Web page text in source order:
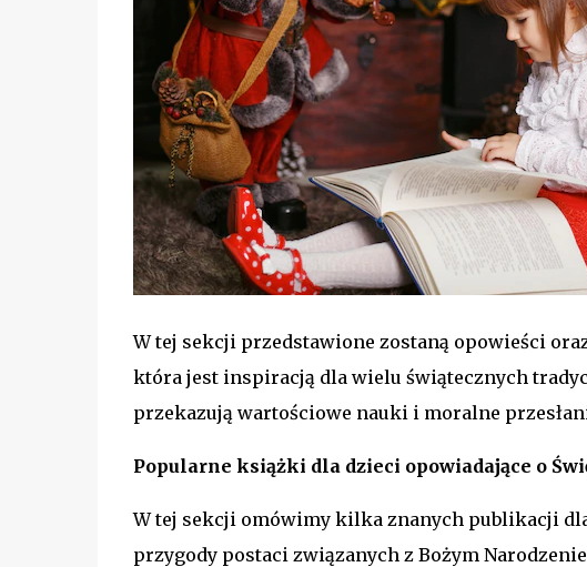
W tej sekcji przedstawione zostaną opowieści
która jest inspiracją dla wielu świątecznych
przekazują wartościowe nauki i moralne
Popularne książki dla dzieci opowiadające o
W tej sekcji omówimy kilka znanych publikacji
przygody postaci związanych z Bożym